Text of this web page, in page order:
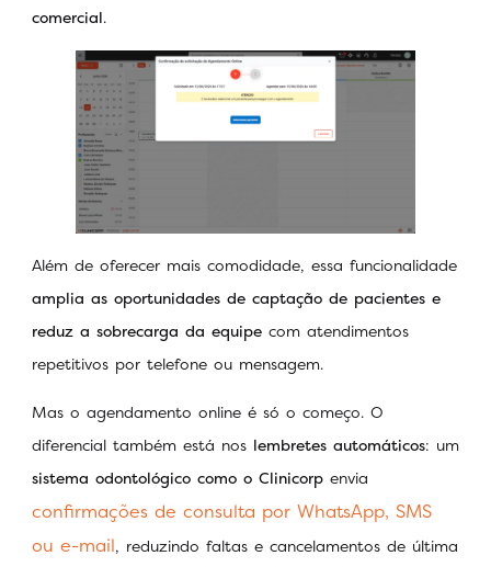
comercial.
Além de oferecer mais comodidade, essa funcionalidade
amplia as oportunidades de captação de pacientes e
reduz a sobrecarga da equipe com atendimentos
repetitivos por telefone ou mensagem.
Mas o agendamento online é só o começo. O
diferencial também está nos lembretes automáticos: um
sistema odontológico como o Clinicorp envia
confirmações de consulta por WhatsApp, SMS
ou e-mail, reduzindo faltas e cancelamentos de última